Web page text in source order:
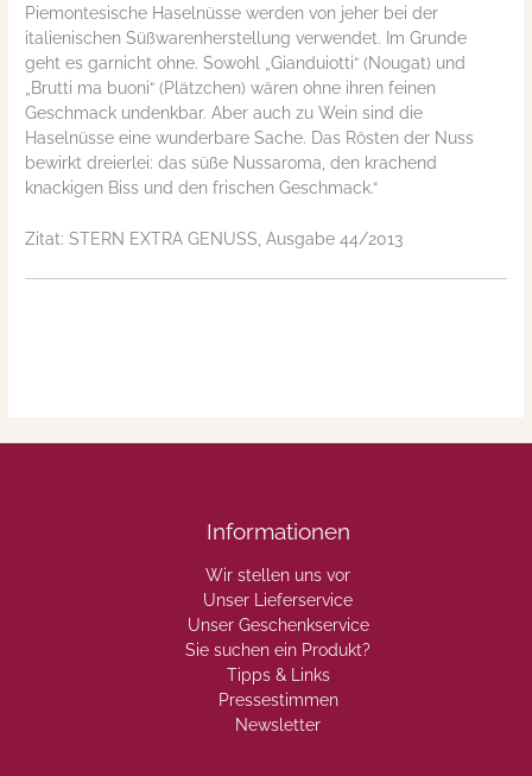
Piemontesische Haselnüsse werden von jeher bei der
italienischen Süßwarenherstellung verwendet. Im Grunde
geht es garnicht ohne. Sowohl „Gianduiotti“ (Nougat) und
„Brutti ma buoni“ (Plätzchen) wären ohne ihren feinen
Geschmack undenkbar. Aber auch zu Wein sind die
Haselnüsse eine wunderbare Sache. Das Rösten der Nuss
bewirkt dreierlei: das süße Nussaroma, den krachend
knackigen Biss und den frischen Geschmack.“
Zitat: STERN EXTRA GENUSS, Ausgabe 44/2013
Informationen
Wir stellen uns vor
Unser Lieferservice
Unser Geschenkservice
Sie suchen ein Produkt?
Tipps & Links
Pressestimmen
Newsletter